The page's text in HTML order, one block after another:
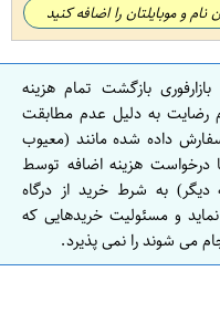
نام و موبایلتان را اضافه کنید
بازگشت تمام هزینه
رضایت به دلیل عدم مطابقت
داده شده مانند (معیوب
درخواست هزینه اضافه توسط
به شرط خرید از درگاه
و مسئولیت خریدهایی که
می شوند را نمی پذیرد.